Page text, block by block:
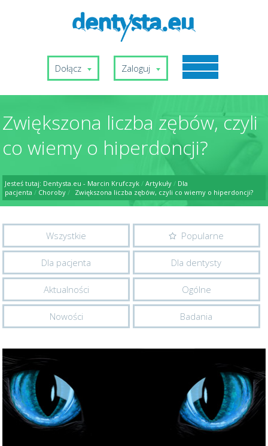
Dołącz Zaloguj
Zwiększona liczba zębów, czyli
co wiemy o hiperdoncji?
Jesteś tutaj: Dentysta.eu - Marcin Krufczyk / Artykuły / Dla
pacjenta / Choroby / Zwiększona liczba zębów, czyli co wiemy o hiperdoncji?
Wszystkie Popularne
Dla pacjenta Dla dentysty
Aktualności Ogólne
Nowości Badania